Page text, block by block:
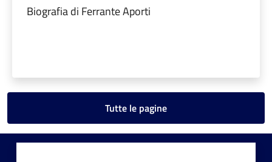
Biografia di Ferrante Aporti
Tutte le pagine